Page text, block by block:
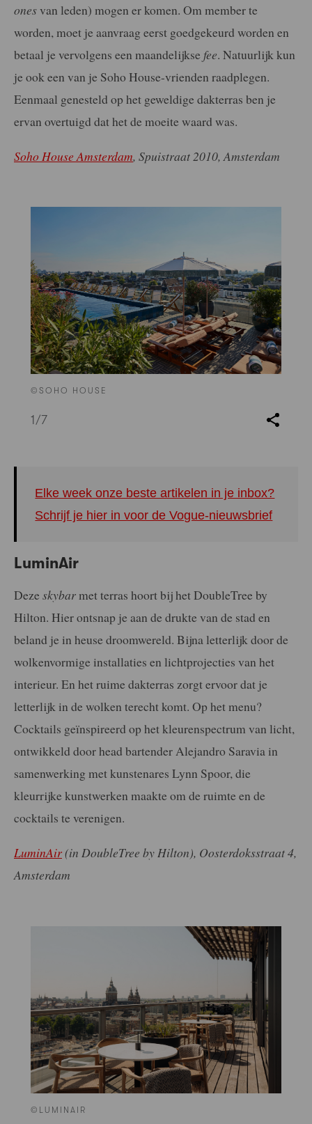
onesvan leden) mogen er komen. Om member te
worden, moet je aanvraag eerst goedgekeurd worden en
betaal je vervolgens een maandelijkse fee. Natuurlijk kun
je ook een van je Soho House-vrienden raadplegen.
Eenmaal genesteld op het geweldige dakterras ben je
ervan overtuigd dat het de moeite waard was.
Soho House Amsterdam, Spuistraat 2010, Amsterdam
©SOHO HOUSE
1 /7
Elke week onze beste artikelen in je inbox?
Schrijf je hier in voor de Vogue-nieuwsbrief
LuminAir
Deze skybarmet terras hoort bij het DoubleTree by
Hilton. Hier ontsnap je aan de drukte van de stad en
beland je in heuse droomwereld. Bijna letterlijk door de
wolkenvormige installaties en lichtprojecties van het
interieur. En het ruime dakterras zorgt ervoor dat je
letterlijk in de wolken terecht komt. Op het menu?
Cocktails geïnspireerd op het kleurenspectrum van licht,
ontwikkeld door head bartender Alejandro Saravia in
samenwerking met kunstenares Lynn Spoor, die
kleurrijke kunstwerken maakte om de ruimte en de
cocktails te verenigen.
LuminAir(in DoubleTree by Hilton), Oosterdoksstraat 4,
Amsterdam
©LUMINAIR